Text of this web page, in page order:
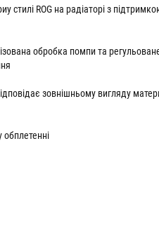
стилі ROG на радіаторі з
обробка помпи та
зовнішньому вигляду
обплетенні